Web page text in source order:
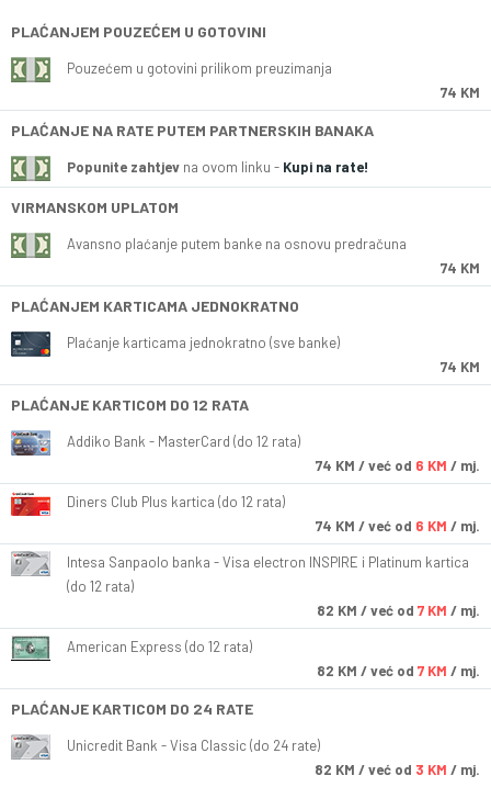
PLAĆANJEM POUZEĆEM U GOTOVINI
Pouzećem u gotovini prilikom preuzimanja
74 KM
PLAĆANJE NA RATE PUTEM PARTNERSKIH BANAKA
Popunite zahtjev na ovom linku - Kupi na rate!
VIRMANSKOM UPLATOM
Avansno plaćanje putem banke na osnovu predračuna
74 KM
PLAĆANJEM KARTICAMA JEDNOKRATNO
Plaćanje karticama jednokratno (sve banke)
74 KM
PLAĆANJE KARTICOM DO 12 RATA
Addiko Bank - MasterCard (do 12 rata)
74 KM / već od 6 KM / mj.
Diners Club Plus kartica (do 12 rata)
74 KM / već od 6 KM / mj.
Intesa Sanpaolo banka - Visa electron INSPIRE i Platinum kartica
(do 12 rata)
82 KM / već od 7 KM / mj.
American Express (do 12 rata)
82 KM / već od 7 KM / mj.
PLAĆANJE KARTICOM DO 24 RATE
Unicredit Bank - Visa Classic (do 24 rate)
82 KM / već od 3 KM / mj.